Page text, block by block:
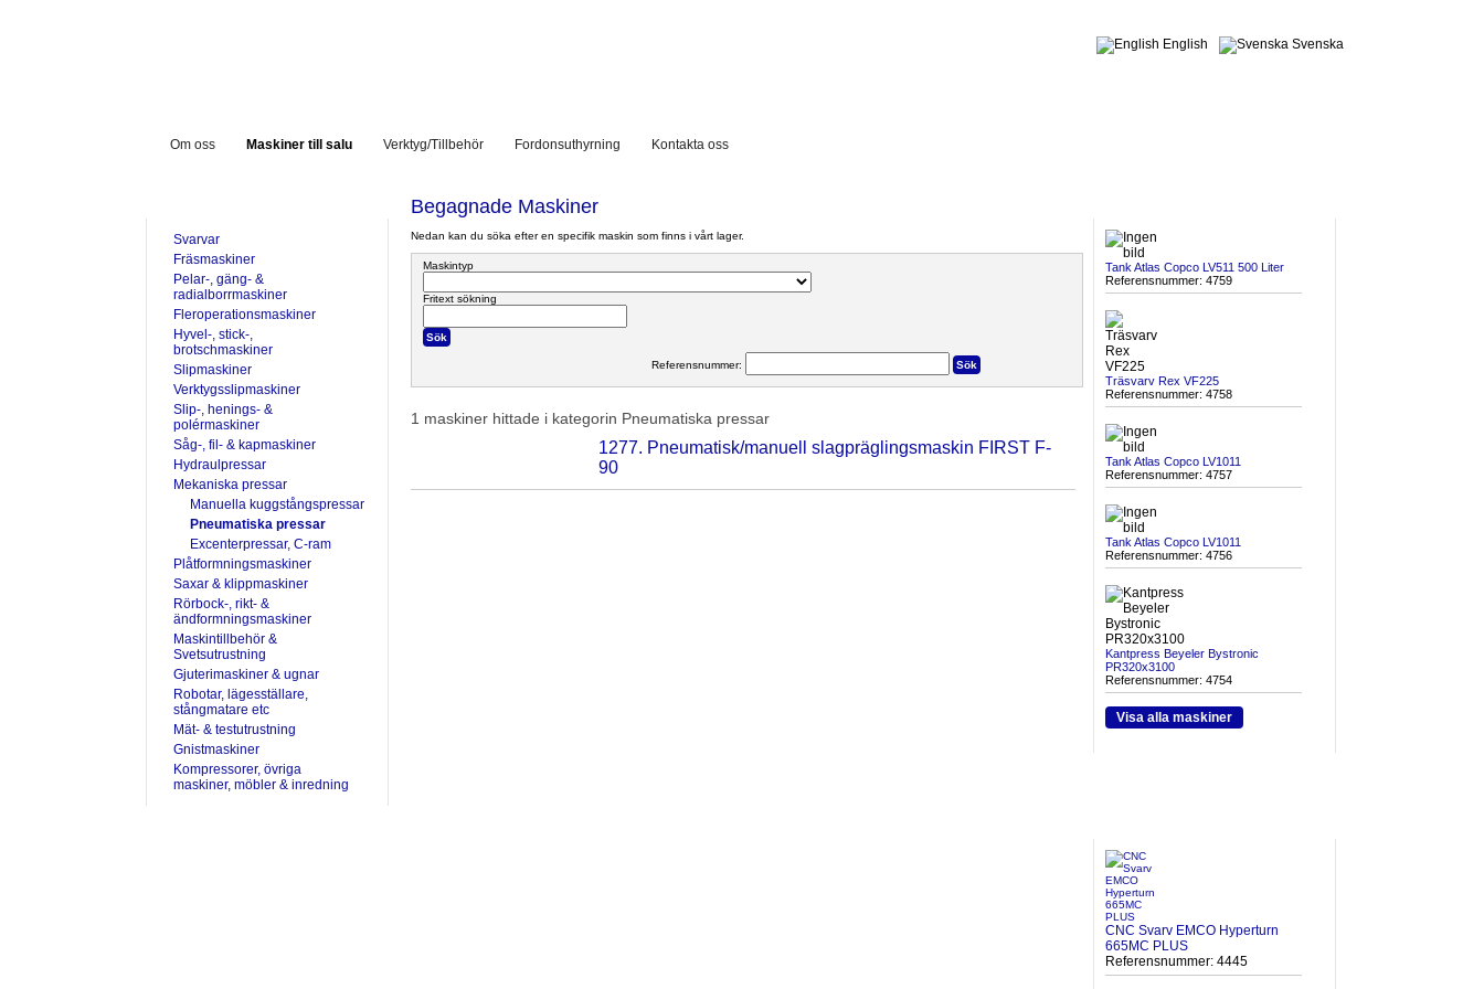
Svenska
English
Om oss Maskiner till salu Verktyg/Tillbehör Fordonsuthyrning Kontakta oss
Svarvar
Fräsmaskiner
Pelar-, gäng- &
radialborrmaskiner
Fleroperationsmaskiner
Hyvel-, stick-,
brotschmaskiner
Slipmaskiner
Verktygsslipmaskiner
Slip-, henings- &
polérmaskiner
Såg-, fil- & kapmaskiner
Hydraulpressar
Mekaniska pressar
Manuella kuggstångspressar
Pneumatiska pressar
Excenterpressar, C-ram
Plåtformningsmaskiner
Saxar & klippmaskiner
Rörbock-, rikt- &
ändformningsmaskiner
Maskintillbehör &
Svetsutrustning
Gjuterimaskiner & ugnar
Robotar, lägesställare,
stångmatare etc
Mät- & testutrustning
Gnistmaskiner
Kompressorer, övriga
maskiner, möbler & inredning
Begagnade Maskiner
Nedan kan du söka efter en specifik maskin som finns i vårt lager.
Maskintyp
Fritext sökning
Referensnummer:
1 maskiner hittade i kategorin Pneumatiska pressar
1277. Pneumatisk/manuell slagpräglingsmaskin FIRST F-
90
Tank Atlas Copco LV511 500 Liter
Referensnummer: 4759
Träsvarv Rex VF225
Referensnummer: 4758
Tank Atlas Copco LV1011
Referensnummer: 4757
Tank Atlas Copco LV1011
Referensnummer: 4756
Kantpress Beyeler Bystronic
PR320x3100
Referensnummer: 4754
Visa alla maskiner
CNC Svarv EMCO Hyperturn
665MC PLUS
Referensnummer: 4445